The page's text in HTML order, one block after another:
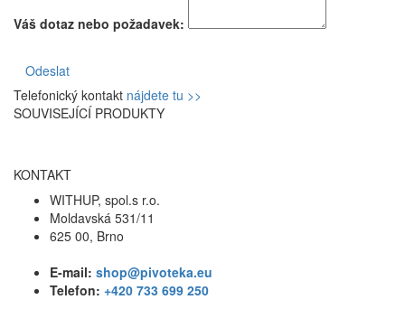
Váš dotaz nebo požadavek:
Odeslat
Telefonický kontakt nájdete tu >>
SOUVISEJÍCÍ PRODUKTY
KONTAKT
WITHUP, spol.s r.o.
Moldavská 531/11
625 00, Brno
E-mail: shop@pivoteka.eu
Telefon: +420 733 699 250